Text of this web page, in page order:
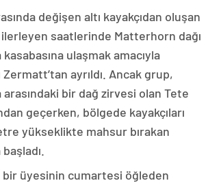
değişen altı kayakçıdan oluşan
saatlerinde Matterhorn dağı
kasabasına ulaşmak amacıyla
ayrıldı. Ancak grup,
bir dağ zirvesi olan Tete
geçerken, bölgede kayakçıları
yükseklikte mahsur bırakan
üyesinin cumartesi öğleden